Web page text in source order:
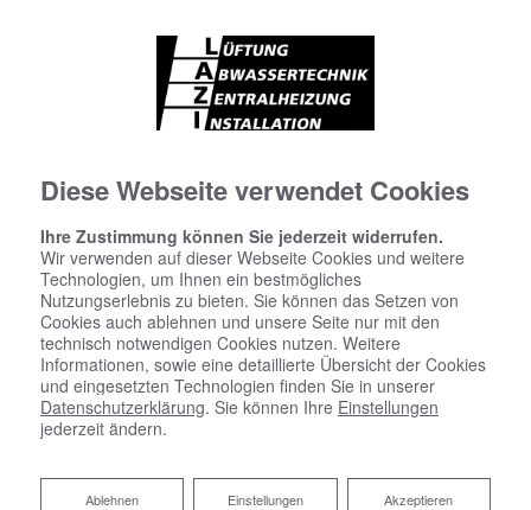
Diese Webseite verwendet Cookies
Ihre Zustimmung können Sie jederzeit widerrufen.
Wir verwenden auf dieser Webseite Cookies und weitere
Technologien, um Ihnen ein bestmögliches
Nutzungserlebnis zu bieten. Sie können das Setzen von
Cookies auch ablehnen und unsere Seite nur mit den
technisch notwendigen Cookies nutzen. Weitere
Informationen, sowie eine detaillierte Übersicht der Cookies
und eingesetzten Technologien finden Sie in unserer
Datenschutzerklärung. Sie können Ihre Einstellungen
jederzeit ändern.
Akzeptieren
Einstellungen
Ablehnen
Ablehnen